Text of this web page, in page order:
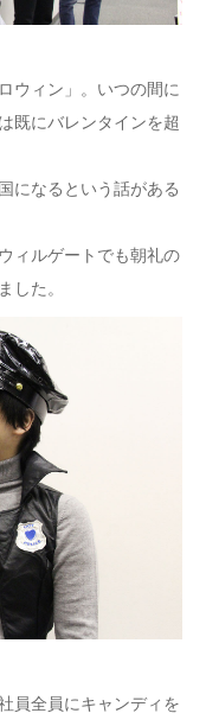
ウィン」。いつの間に
既にバレンタインを超
になるという話がある
ィルゲートでも朝礼の
した。
員全員にキャンディを